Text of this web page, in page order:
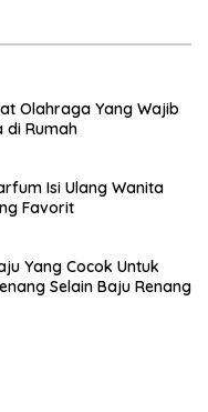
Olahraga Yang Wajib
di Rumah
Isi Ulang Wanita
Favorit
Yang Cocok Untuk
Selain Baju Renang